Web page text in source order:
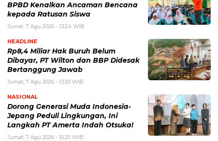
BPBD Kenalkan Ancaman Bencana
kepada Ratusan Siswa
Jumat, 7 Agu 2026 - 13:24 WIB
HEADLINE
Rp8,4 Miliar Hak Buruh Belum
Dibayar, PT Wilton dan BBP Didesak
Bertanggung Jawab
Jumat, 7 Agu 2026 - 13:20 WIB
NASIONAL
Dorong Generasi Muda Indonesia-
Jepang Peduli Lingkungan, Ini
Langkah PT Amerta Indah Otsuka!
Jumat, 7 Agu 2026 - 10:20 WIB